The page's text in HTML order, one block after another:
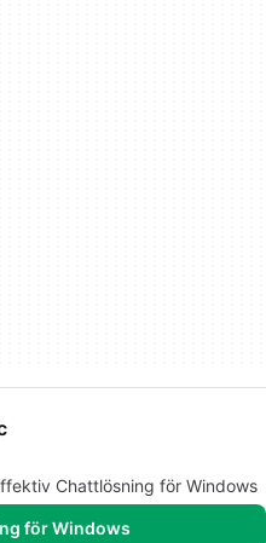
Chattlösning för Windows
för Windows